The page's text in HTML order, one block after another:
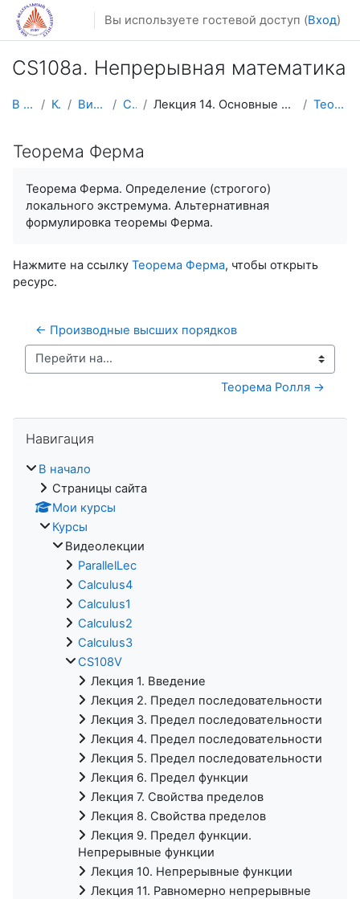
Перейти к основному содержанию
Вы используете гостевой доступ (Вход)
CS108a. Непрерывная математика
В начало Курсы Видеолекции CS108V Лекция 14. Основные теоремы дифференциального исчи... Теорема Ферма
Теорема Ферма
Теорема Ферма. Определение (строгого)
локального экстремума. Альтернативная
формулировка теоремы Ферма.
Нажмите на ссылку Теорема Ферма, чтобы открыть
ресурс.
← Производные высших порядков
Перейти на...
Теорема Ролля →
Навигация
В начало
Страницы сайта
Мои курсы
Курсы
Видеолекции
ParallelLec
Calculus4
Calculus1
Calculus2
Calculus3
CS108V
Лекция 1. Введение
Лекция 2. Предел последовательности
Лекция 3. Предел последовательности
Лекция 4. Предел последовательности
Лекция 5. Предел последовательности
Лекция 6. Предел функции
Лекция 7. Свойства пределов
Лекция 8. Свойства пределов
Лекция 9. Предел функции.
Непрерывные функции
Лекция 10. Непрерывные функции
Лекция 11. Равномерно непрерывные